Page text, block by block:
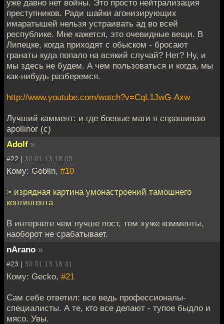
уже давно нет войны. Это просто нейтрализация
преступников. Ради шайки агонизирующих
имаратышей нельзя устраивать ад во всей
республике. Мне кажется, это очевидные вещи. В
Липецке, когда приходят с обыском - бросают
гранаты куда попало на всякий случай? Нет? Ну, и
мы здесь не будем. А чем пользоваться и когда, мы
как-нибудь разберемся.
http://www.youtube.com/watch?v=CqL1JwG-Axw
Лучший каммент: и где боевые маги я спрашиваю
apollinor (с)
Adolf »
#22 | 30.01.13 18:09
Кому: Goblin, #10
> изрядная картина умонастроений тамошнего
контингента
В интернете чем лучше пост, тем хуже комменты,
наоборот не срабатывает.
nArano »
#23 | 30.01.13 18:41
Кому: Gecko, #21
Сам себе ответил: все ведь профессионалы-
специалисты. А те, кто все делают - тупое быдло и
мясо. Увы.